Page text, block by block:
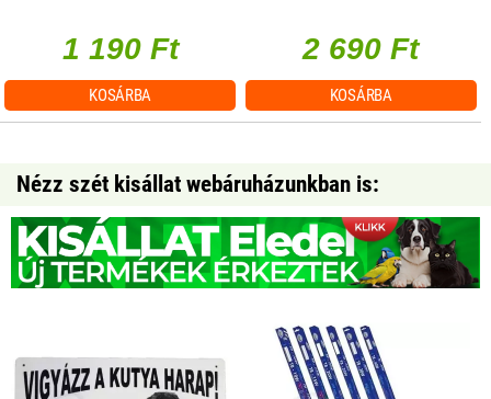
1 190 Ft
KOSÁRBA
2 690 Ft
KOSÁRBA
Nézz szét kisállat webáruházunkban is: